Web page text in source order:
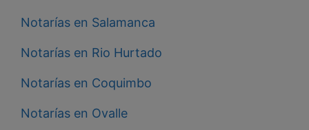
Notarías en Salamanca
Notarías en Rio Hurtado
Notarías en Coquimbo
Notarías en Ovalle